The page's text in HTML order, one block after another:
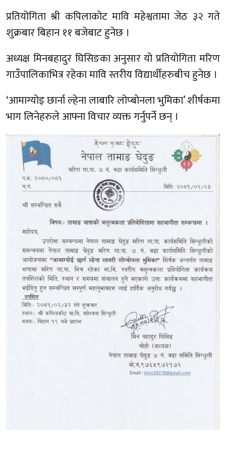
प्रतियोगिता श्री कपिलाकोट मावि महेश्वतामा जेठ ३२ गते
शुक्रबार बिहान ११ बजेबाट हुनेछ ।
अध्यक्ष मिनबहादुर घिसिङका अनुसार यो प्रतियोगिता मरिण
गाउँपालिकाभित्र रहेका मावि स्तरीय विद्यार्थीहरुबीच हुनेछ ।
‘आमाग्योइ छार्ना ल्हेना लाबारि लोप्बोनला भुमिका’ शीर्षकमा
भाग लिनेहरुले आफ्ना विचार व्यक्त गर्नुपर्ने छन् ।